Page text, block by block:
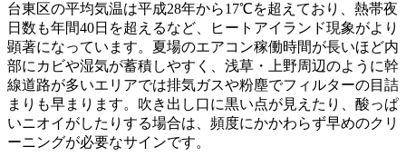
台東区の平均気温は平成28年から17℃を超えており、熱帯夜
日数も年間40日を超えるなど、ヒートアイランド現象がより
顕著になっています。夏場のエアコン稼働時間が長いほど内
部にカビや湿気が蓄積しやすく、浅草・上野周辺のように幹
線道路が多いエリアでは排気ガスや粉塵でフィルターの目詰
まりも早まります。吹き出し口に黒い点が見えたり、酸っぱ
いニオイがしたりする場合は、頻度にかかわらず早めのクリ
ーニングが必要なサインです。